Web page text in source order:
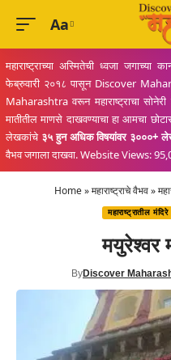
Font
Resizer
Aa
महाराष्ट्राच्या अस्मितेची ध्वजा जगाच्या
फेब्रुवारी २०१८ पासून Discover
Maharashtra वरून महाराष्ट्राचा सोनेरी
मातीतील माणसे दाखवण्याचा हा आमचा
लेखकांचे ३५ हुन अधिक विषयांवर ३०००+
वैभव जगाला दाखवा. Website Views:
Home»महाराष्ट्राचे वैभव»
महाराष्ट्रातील मंदिरे
मयुरेश्वर
ByDiscover